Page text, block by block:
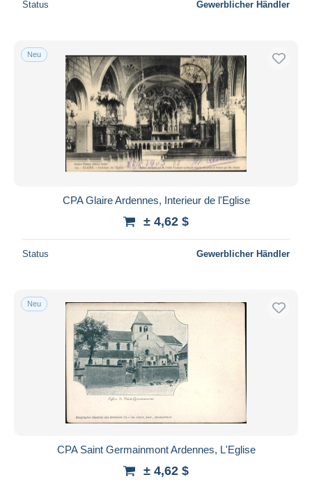
Status Gewerblicher Händler
Neu
CPA Glaire Ardennes, Interieur de l'Eglise
± 4,62 $
Status Gewerblicher Händler
Neu
CPA Saint Germainmont Ardennes, L'Eglise
± 4,62 $